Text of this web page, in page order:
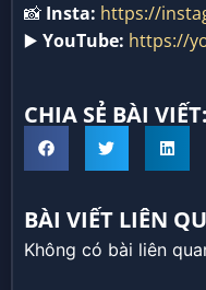
📸 Insta: https://
▶️ YouTube: https://
CHIA SẺ BÀI VIẾT:
BÀI VIẾT LIÊN
Không có bài liên